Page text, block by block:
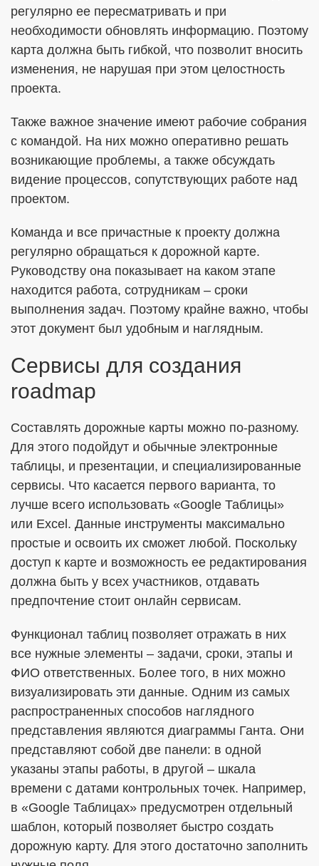
регулярно ее пересматривать и при
необходимости обновлять информацию. Поэтому
карта должна быть гибкой, что позволит вносить
изменения, не нарушая при этом целостность
проекта.
Также важное значение имеют рабочие собрания
с командой. На них можно оперативно решать
возникающие проблемы, а также обсуждать
видение процессов, сопутствующих работе над
проектом.
Команда и все причастные к проекту должна
регулярно обращаться к дорожной карте.
Руководству она показывает на каком этапе
находится работа, сотрудникам – сроки
выполнения задач. Поэтому крайне важно, чтобы
этот документ был удобным и наглядным.
Сервисы для создания
roadmap
Составлять дорожные карты можно по-разному.
Для этого подойдут и обычные электронные
таблицы, и презентации, и специализированные
сервисы. Что касается первого варианта, то
лучше всего использовать «Google Таблицы»
или Excel. Данные инструменты максимально
простые и освоить их сможет любой. Поскольку
доступ к карте и возможность ее редактирования
должна быть у всех участников, отдавать
предпочтение стоит онлайн сервисам.
Функционал таблиц позволяет отражать в них
все нужные элементы – задачи, сроки, этапы и
ФИО ответственных. Более того, в них можно
визуализировать эти данные. Одним из самых
распространенных способов наглядного
представления являются диаграммы Ганта. Они
представляют собой две панели: в одной
указаны этапы работы, в другой – шкала
времени с датами контрольных точек. Например,
в «Google Таблицах» предусмотрен отдельный
шаблон, который позволяет быстро создать
дорожную карту. Для этого достаточно заполнить